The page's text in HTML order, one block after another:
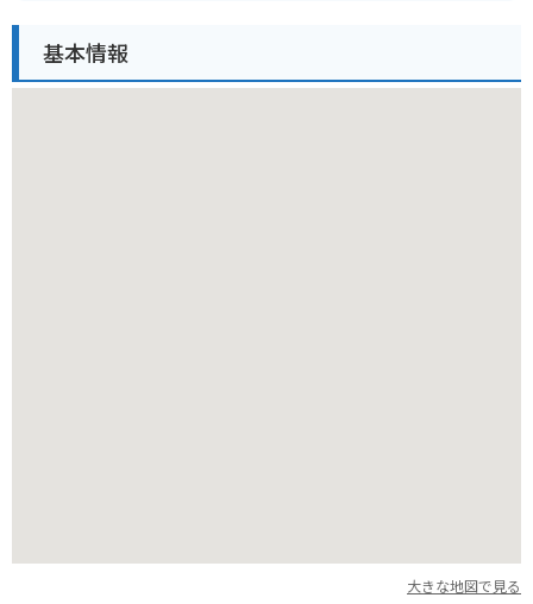
靴がおすすめです。バイクの場合は、駐車場に停めて徒歩で行
くことができます。
基本情報
大きな地図で見る